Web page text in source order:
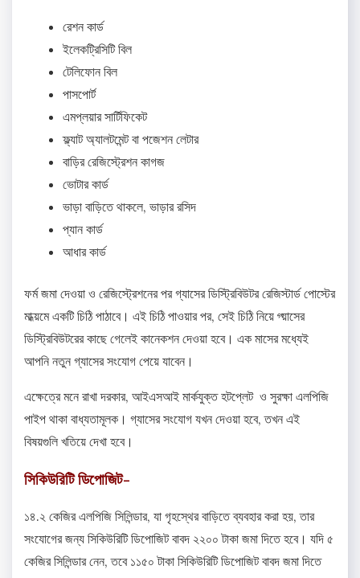
রেশন কার্ড
ইলেকট্রিসিটি বিল
টেলিফোন বিল
পাসপোর্ট
এমপ্লয়ার সার্টিফিকেট
ফ্ল্যাট অ্যালটমেন্ট বা পজেশন লেটার
বাড়ির রেজিস্ট্রেশন কাগজ
ভোটার কার্ড
ভাড়া বাড়িতে থাকলে, ভাড়ার রসিদ
প্যান কার্ড
আধার কার্ড
ফর্ম জমা দেওয়া ও রেজিস্ট্রেশনের পর গ্যাসের ডিস্ট্রিবিউটর রেজিস্টার্ড পোস্টের
মাধ্য়মে একটি চিঠি পাঠাবে। এই চিঠি পাওয়ার পর, সেই চিঠি নিয়ে গ্য়াসের
ডিস্ট্রিবিউটরের কাছে গেলেই কানেকশন দেওয়া হবে। এক মাসের মধ্যেই
আপনি নতুন গ্যাসের সংযোগ পেয়ে যাবেন।
এক্ষেত্রে মনে রাখা দরকার, আইএসআই মার্কযুক্ত হটপ্লেট ও সুরক্ষা এলপিজি
পাইপ থাকা বাধ্যতামূলক। গ্যাসের সংযোগ যখন দেওয়া হবে, তখন এই
বিষয়গুলি খতিয়ে দেখা হবে।
সিকিউরিটি ডিপোজিট-
১৪.২ কেজির এলপিজি সিলিন্ডার, যা গৃহস্থের বাড়িতে ব্যবহার করা হয়, তার
সংযোগের জন্য সিকিউরিটি ডিপোজিট বাবদ ২২০০ টাকা জমা দিতে হবে। যদি ৫
কেজির সিলিন্ডার নেন, তবে ১১৫০ টাকা সিকিউরিটি ডিপোজিট বাবদ জমা দিতে